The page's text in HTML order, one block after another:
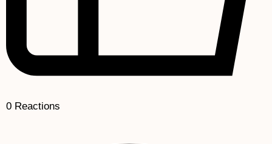
0 Reactions